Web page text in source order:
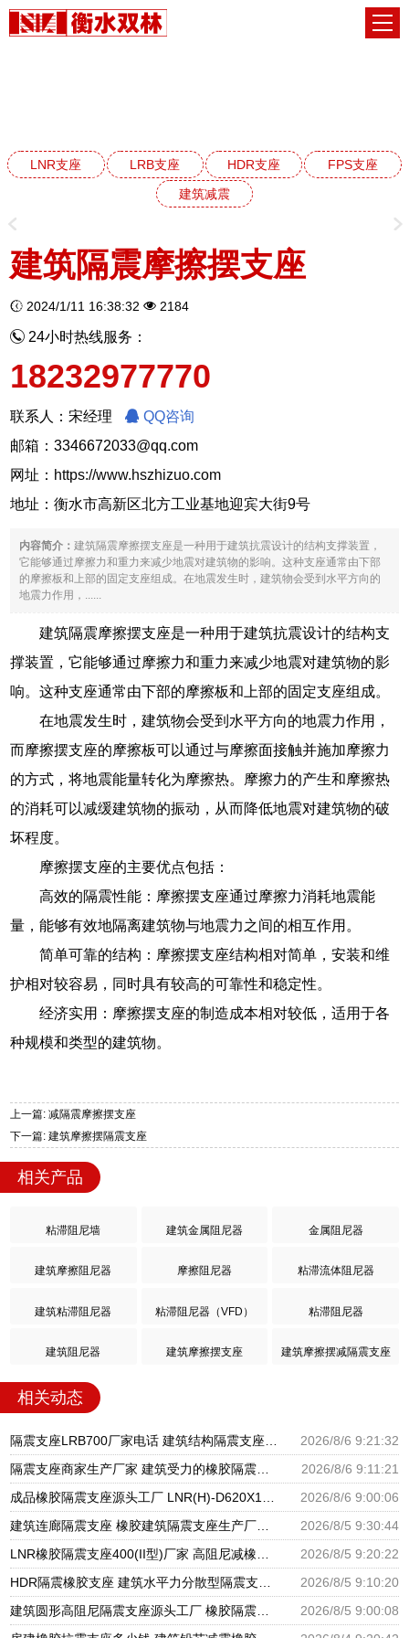
LNR支座 LRB支座 HDR支座
FPS支座
建筑减震
建筑隔震摩擦摆支座
2024/1/11 16:38:32 2184
24小时热线服务：
18232977770
联系人：宋经理
QQ咨询
邮箱：3346672033@qq.com
网址： https://www.hszhizuo.com
地址：衡水市高新区北方工业基地迎宾大街9号
内容简介：建筑隔震摩擦摆支座是一种用于建筑抗震设计的结构支撑装置，
它能够通过摩擦力和重力来减少地震对建筑物的影响。这种支座通常由下部
的摩擦板和上部的固定支座组成。在地震发生时，建筑物会受到水平方向的
地震力作用，......
建筑隔震摩擦摆支座是一种用于建筑抗震设计的结构支
撑装置，它能够通过摩擦力和重力来减少地震对建筑物的影
响。这种支座通常由下部的摩擦板和上部的固定支座组成。
在地震发生时，建筑物会受到水平方向的地震力作用，
而摩擦摆支座的摩擦板可以通过与摩擦面接触并施加摩擦力
的方式，将地震能量转化为摩擦热。摩擦力的产生和摩擦热
的消耗可以减缓建筑物的振动，从而降低地震对建筑物的破
坏程度。
摩擦摆支座的主要优点包括：
高效的隔震性能：摩擦摆支座通过摩擦力消耗地震能
量，能够有效地隔离建筑物与地震力之间的相互作用。
简单可靠的结构：摩擦摆支座结构相对简单，安装和维
护相对较容易，同时具有较高的可靠性和稳定性。
经济实用：摩擦摆支座的制造成本相对较低，适用于各
种规模和类型的建筑物。
上一篇: 减隔震摩擦摆支座
下一篇: 建筑摩擦摆隔震支座
相关产品
粘滞阻尼墙 建筑金属阻尼器 金属阻尼器
建筑摩擦阻尼器 摩擦阻尼器 粘滞流体阻尼器
建筑粘滞阻尼器 粘滞阻尼器（VFD） 粘滞阻尼器
建筑阻尼器 建筑摩擦摆支座 建筑摩擦摆减隔震支座
相关动态
2026/8/6 9:21:32
2026/8/6 9:11:21
2026/8/6 9:00:06
2026/8/5 9:30:44
2026/8/5 9:20:22
2026/8/5 9:10:20
2026/8/5 9:00:08